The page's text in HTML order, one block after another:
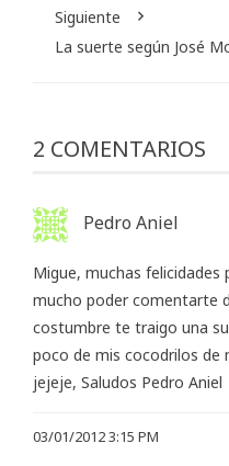
Siguiente
La suerte según José
2 COMENTARIOS
Pedro Aniel
Migue, muchas
mucho poder comentarte
costumbre te traigo una
poco de mis cocodrilos de
jejeje, Saludos Pedro Aniel
03/01/2012 3:15 PM